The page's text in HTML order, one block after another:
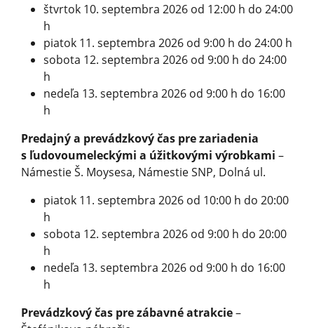
štvrtok 10. septembra 2026 od 12:00 h do 24:00
h
piatok 11. septembra 2026 od 9:00 h do 24:00 h
sobota 12. septembra 2026 od 9:00 h do 24:00
h
nedeľa 13. septembra 2026 od 9:00 h do 16:00
h
Predajný a prevádzkový čas pre zariadenia
s ľudovoumeleckými a úžitkovými výrobkami –
Námestie Š. Moysesa, Námestie SNP, Dolná ul.
piatok 11. septembra 2026 od 10:00 h do 20:00
h
sobota 12. septembra 2026 od 9:00 h do 20:00
h
nedeľa 13. septembra 2026 od 9:00 h do 16:00
h
Prevádzkový čas pre zábavné atrakcie–